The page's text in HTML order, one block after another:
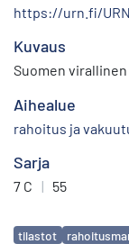
https://urn.fi/
Kuvaus
Suomen virallinen
Aihealue
rahoitus ja
Sarja
7 C | 55
Avainsanat
tilastot